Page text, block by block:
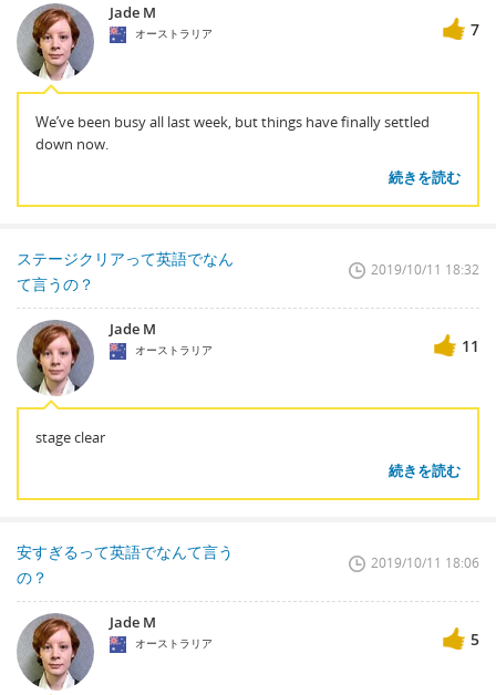
Jade M
オーストラリア 7
We’ve been busy all last week, but things have finally settled
down now.
続きを読む
ステージクリアって英語でなん
て言うの？
2019/10/11 18:32
Jade M
オーストラリア 11
stage clear
続きを読む
安すぎるって英語でなんて言う
の？
2019/10/11 18:06
Jade M
オーストラリア 5